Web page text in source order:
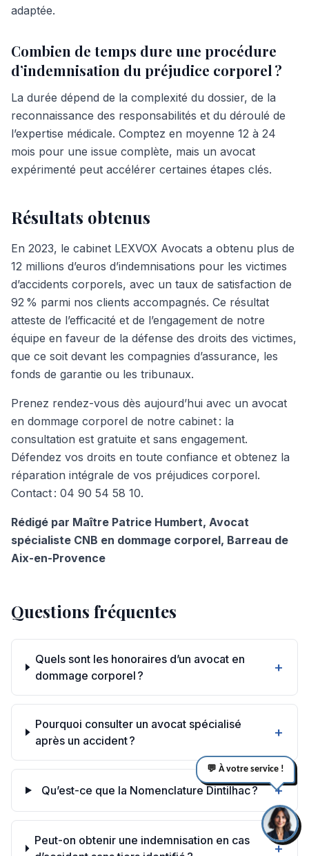
adaptée.
Combien de temps dure une procédure
d’indemnisation du préjudice corporel ?
La durée dépend de la complexité du dossier, de la
reconnaissance des responsabilités et du déroulé de
l’expertise médicale. Comptez en moyenne 12 à 24
mois pour une issue complète, mais un avocat
expérimenté peut accélérer certaines étapes clés.
Résultats obtenus
En 2023, le cabinet LEXVOX Avocats a obtenu plus de
12 millions d’euros d’indemnisations pour les victimes
d’accidents corporels, avec un taux de satisfaction de
92 % parmi nos clients accompagnés. Ce résultat
atteste de l’efficacité et de l’engagement de notre
équipe en faveur de la défense des droits des victimes,
que ce soit devant les compagnies d’assurance, les
fonds de garantie ou les tribunaux.
Prenez rendez-vous dès aujourd’hui avec un avocat
en dommage corporel de notre cabinet : la
consultation est gratuite et sans engagement.
Défendez vos droits en toute confiance et obtenez la
réparation intégrale de vos préjudices corporel.
Contact : 04 90 54 58 10.
Rédigé par Maître Patrice Humbert, Avocat
spécialiste CNB en dommage corporel, Barreau de
Aix-en-Provence
Questions fréquentes
Quels sont les honoraires d’un avocat en
dommage corporel ?
+
Pourquoi consulter un avocat spécialisé
après un accident ?
+
Qu’est-ce que la Nomenclature Dintilhac ? +
Peut-on obtenir une indemnisation en cas
+
💬 À votre service !